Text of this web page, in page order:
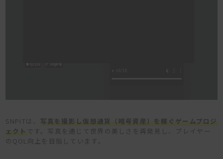
SNPITは、 写真を撮影し仮想通貨（暗号資産）を稼ぐゲームプロジ
ェクト です。写真を通じて世界の美しさを再発見し、プレイヤー
のQOL向上を目指しています。